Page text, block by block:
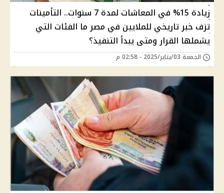
زيادة 15% في المعاشات لمدة 7 سنوات.. التأمينات
تزف خبر تاريخي للملايين في مصر ما الفئات التي
يشملها القرار ومتى يبدأ التنفيذ؟
الجمعة 03/يناير/2025 - 02:58 م